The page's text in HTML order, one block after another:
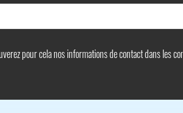
pour cela nos informations de contact dans les